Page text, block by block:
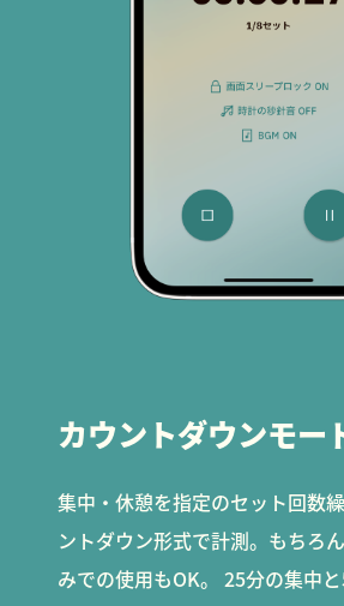
カウントダウンモー
集中・休憩を指定のセット回数
ントダウン形式で計測。もちろ
みでの使用もOK。 25分の集中